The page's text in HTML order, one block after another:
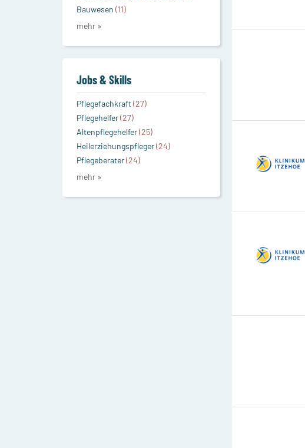
Bauwesen (11)
mehr »
Jobs & Skills
Pflegefachkraft(27)
Pflegehelfer(27)
Altenpflegehelfer(25)
Heilerziehungspfleger(24)
Pflegeberater(24)
mehr »